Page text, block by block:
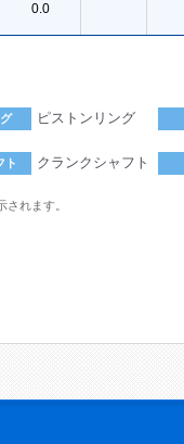
0.0
ピストンリング
ト クランクシャフト
れます。